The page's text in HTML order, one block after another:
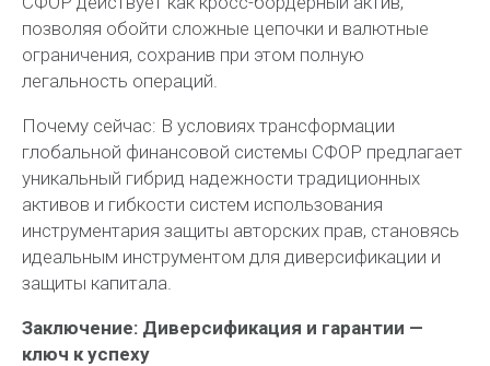
позволяя обойти сложные цепочки и валютные
ограничения, сохранив при этом полную
легальность операций.
Почему сейчас: В условиях трансформации
глобальной финансовой системы СФОР предлагает
уникальный гибрид надежности традиционных
активов и гибкости систем использования
инструментария защиты авторских прав, становясь
идеальным инструментом для диверсификации и
защиты капитала.
Заключение: Диверсификация и гарантии —
ключ к успеху